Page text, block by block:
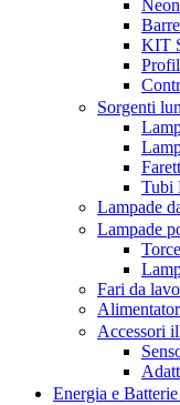
KIT
Sorgenti
Tubi
Lampade
Lampade
Fari da
Accessori
Energia e Batterie